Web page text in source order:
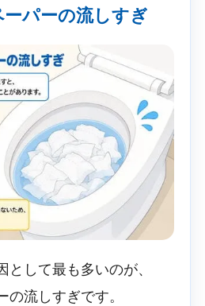
ーパーの流しすぎ
として最も多いのが、
の流しすぎです。